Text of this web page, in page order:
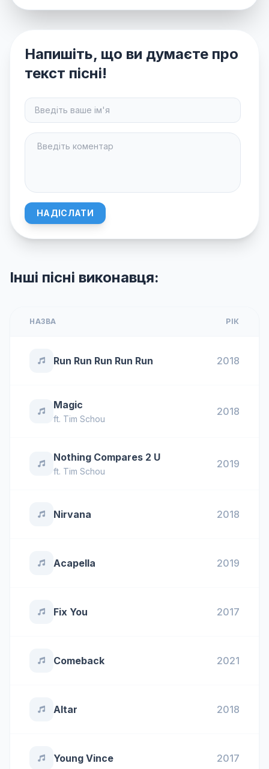
Напишіть, що ви думаєте про
текст пісні!
НАДІСЛАТИ
Інші пісні виконавця:
НАЗВА РІК
Run Run Run Run Run 2018
Magic
ft. Tim Schou
2018
Nothing Compares 2 U
ft. Tim Schou
2019
Nirvana 2018
Acapella 2019
Fix You 2017
Comeback 2021
Altar 2018
Young Vince 2017